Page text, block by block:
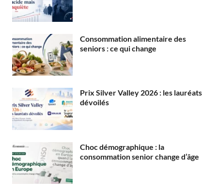
Consommation alimentaire des
seniors : ce qui change
Prix Silver Valley 2026 : les lauréats
dévoilés
Choc démographique : la
consommation senior change d’âge